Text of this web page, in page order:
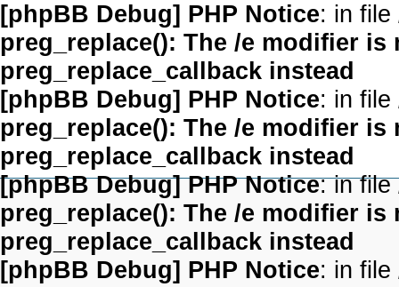
[phpBB Debug] PHP Notice: in file
preg_replace(): The /e modifier
preg_replace_callback instead
[phpBB Debug] PHP Notice: in file
preg_replace(): The /e modifier
preg_replace_callback instead
[phpBB Debug] PHP Notice: in file
preg_replace(): The /e modifier
preg_replace_callback instead
[phpBB Debug] PHP Notice: in file